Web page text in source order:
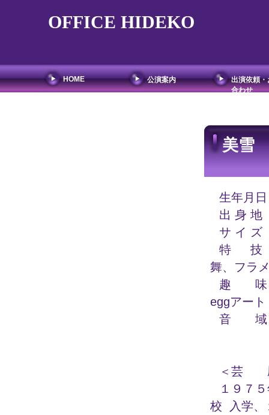
OFFICE HIDEKO
HOME 公演案内
出演依頼・
合わせ
美雪
生年
出 身
サ イ
特 技
舞、フラ
趣 味
eggアート
音 域
＜芸
１９７
校 入学